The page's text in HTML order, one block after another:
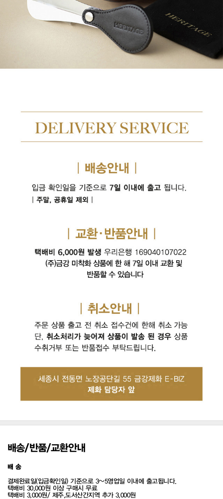
배송/반품/교환안내
배 송
결제완료일(입금확인일) 기준으로 3~5영업일 이내에 출고됩니다.
택배비 30,000원 이상 구매시 무료
택배비 3,000원/ 제주,도서산간지역 추가 3,000원